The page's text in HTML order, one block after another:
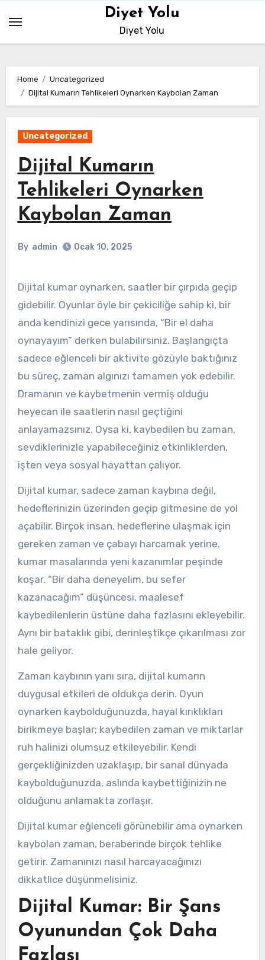
content
Diyet Yolu
Diyet Yolu
Home
Uncategorized
Dijital Kumarın Tehlikeleri Oynarken Kaybolan Zaman
Uncategorized
Dijital Kumarın
Tehlikeleri Oynarken
Kaybolan Zaman
By admin Ocak 10, 2025
Dijital kumar oynarken, saatler bir çırpıda geçip
gidebilir. Oyunlar öyle bir çekiciliğe sahip ki, bir
anda kendinizi gece yarısında, “Bir el daha
oynayayım” derken bulabilirsiniz. Başlangıçta
sadece eğlenceli bir aktivite gözüyle baktığınız
bu süreç, zaman algınızı tamamen yok edebilir.
Dramanın ve kaybetmenin vermiş olduğu
heyecan ile saatlerin nasıl geçtiğini
anlayamazsınız. Oysa ki, kaybedilen bu zaman,
sevdiklerinizle yapabileceğiniz etkinliklerden,
işten veya sosyal hayattan çalıyor.
Dijital kumar, sadece zaman kaybına değil,
hedeflerinizin üzerinden geçip gitmesine de yol
açabilir. Birçok insan, hedeflerine ulaşmak için
gereken zaman ve çabayı harcamak yerine,
kumar masalarında yeni kazanımlar peşinde
koşar. “Bir daha deneyelim, bu sefer
kazanacağım” düşüncesi, maalesef
kaybedilenlerin üstüne daha fazlasını ekleyebilir.
Aynı bir bataklık gibi, derinleştikçe çıkarılması zor
hale geliyor.
Zaman kaybının yanı sıra, dijital kumarın
duygusal etkileri de oldukça derin. Oyun
oynarken kaybolduğunuzda, hayal kırıklıkları
birikmeye başlar; kaybedilen zaman ve miktarlar
ruh halinizi olumsuz etkileyebilir. Kendi
gerçekliğinizden uzaklaşıp, bir sanal dünyada
kaybolduğunuzda, aslında kaybettiğinizin ne
olduğunu anlamakta zorlaşır.
Dijital kumar eğlenceli görünebilir ama oynarken
kaybolan zaman, beraberinde birçok tehlike
getirir. Zamanınızı nasıl harcayacağınızı
dikkatlice düşünmelisiniz.
Dijital Kumar: Bir Şans
Oyunundan Çok Daha
Fazlası